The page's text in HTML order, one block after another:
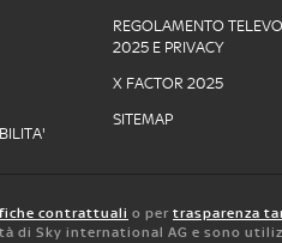
REGOLAMENTO
2025 E PRIVACY
X FACTOR 2025
SITEMAP
contrattuali o per trasparenza
Sky international AG e sono